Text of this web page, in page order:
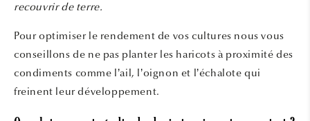
recouvrir de terre.
Pour optimiser le rendement de vos cultures nous vous
conseillons de ne pas planter les haricots à proximité des
condiments comme l’ail, l’oignon et l’échalote qui
freinent leur développement.